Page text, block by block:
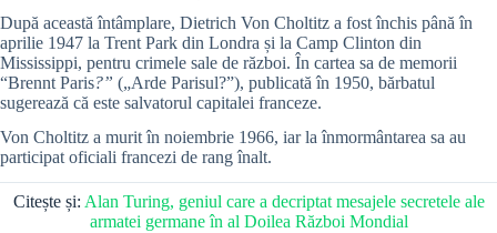
După această întâmplare, Dietrich Von Choltitz a fost închis până în
aprilie 1947 la Trent Park din Londra și la Camp Clinton din
Mississippi, pentru crimele sale de război. În cartea sa de memorii
“Brennt Paris?” („Arde Parisul?”), publicată în 1950, bărbatul
sugerează că este salvatorul capitalei franceze.
Von Choltitz a murit în noiembrie 1966, iar la înmormântarea sa au
participat oficiali francezi de rang înalt.
Citește și: Alan Turing, geniul care a decriptat mesajele secretele ale
armatei germane în al Doilea Război Mondial